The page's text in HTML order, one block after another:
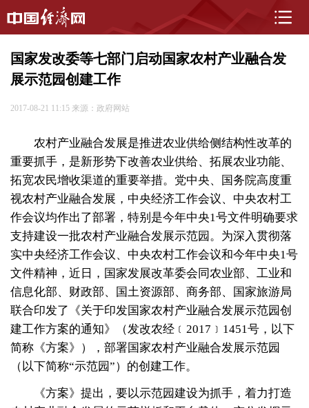
国家发改委等七部门启动国家农村产业融合发
展示范园创建工作
2017-08-21 11:15 来源：政府网站
农村产业融合发展是推进农业供给侧结构性改革的
重要抓手，是新形势下改善农业供给、拓展农业功能、
拓宽农民增收渠道的重要举措。党中央、国务院高度重
视农村产业融合发展，中央经济工作会议、中央农村工
作会议均作出了部署，特别是今年中央1号文件明确要求
支持建设一批农村产业融合发展示范园。为深入贯彻落
实中央经济工作会议、中央农村工作会议和今年中央1号
文件精神，近日，国家发展改革委会同农业部、工业和
信息化部、财政部、国土资源部、商务部、国家旅游局
联合印发了《关于印发国家农村产业融合发展示范园创
建工作方案的通知》（发改农经﹝2017﹞1451号，以下
简称《方案》），部署国家农村产业融合发展示范园
（以下简称“示范园”）的创建工作。
《方案》提出，要以示范园建设为抓手，着力打造